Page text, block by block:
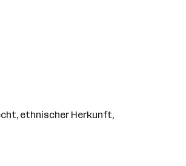
ethnischer Herkunft,